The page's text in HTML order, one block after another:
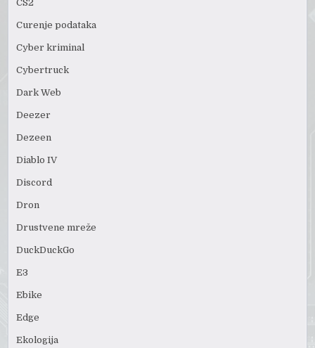
CS2
Curenje podataka
Cyber kriminal
Cybertruck
Dark Web
Deezer
Dezeen
Diablo IV
Discord
Dron
Drustvene mreže
DuckDuckGo
E3
Ebike
Edge
Ekologija